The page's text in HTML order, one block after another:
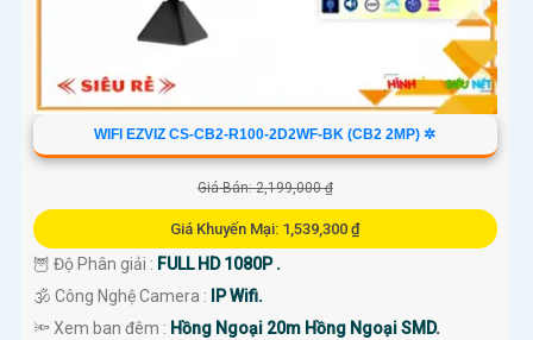
WIFI EZVIZ CS-CB2-R100-2D2WF-BK (CB2 2MP) ✲
Giá Bán: 2,199,000 ₫
Giá Khuyến Mại: 1,539,300 ₫
🦉 Độ Phân giải : FULL HD 1080P .
🕉️ Công Nghệ Camera :
IP Wifi.
🔦 Xem ban đêm : Hồng Ngoại 20m Hồng Ngoại SMD.